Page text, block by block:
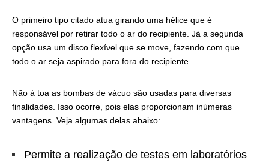
O primeiro tipo citado atua girando uma hélice que é
responsável por retirar todo o ar do recipiente. Já a segunda
opção usa um disco flexível que se move, fazendo com que
todo o ar seja aspirado para fora do recipiente.
Não à toa as bombas de vácuo são usadas para diversas
finalidades. Isso ocorre, pois elas proporcionam inúmeras
vantagens. Veja algumas delas abaixo:
Permite a realização de testes em laboratórios